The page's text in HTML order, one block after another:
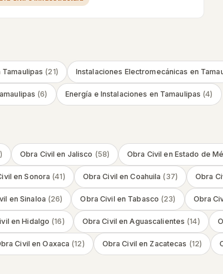
Tamaulipas (21) Instalaciones Electromecánicas en
(6) Energía e Instalaciones en Tamaulipas (4)
) Obra Civil en Jalisco (58) Obra Civil en Estado de
enSonora (41) Obra Civil enCoahuila (37) Obra
en Sinaloa (26) Obra Civil en Tabasco (23) Obra
enHidalgo (16) Obra Civil enAguascalientes (14)
Civil enOaxaca (12) Obra Civil en Zacatecas (12)